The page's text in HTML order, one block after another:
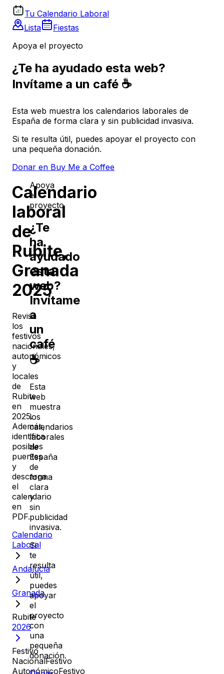
Tu Calendario Laboral
Lista
Fiestas
Apoya el proyecto
¿Te ha ayudado esta web?
Invítame a un café ☕
Esta web muestra los calendarios laborales de
España de forma clara y sin publicidad invasiva.
Si te resulta útil, puedes apoyar el proyecto con
una pequeña donación.
Donar en Buy Me a Coffee
Calendario
laboral
de
Rubite,
Granada
2025
Revisa
los
festivos
nacionales,
autonómicos
y
locales
de
Rubite
en
2025.
Además,
identifica
posibles
puentes
y
descarga
el
calendario
en
PDF.
Calendario
Laboral
Andalucía
Granada
Rubite
2026
Festivo
NacionalFestivo
AutonómicoFestivo
Apoya
el
proyecto
¿Te
ha
ayudado
esta
web?
Invítame
a
un
café
☕
Esta
web
muestra
los
calendarios
laborales
de
España
de
forma
clara
y
sin
publicidad
invasiva.
Si
te
resulta
útil,
puedes
apoyar
el
proyecto
con
una
pequeña
donación.